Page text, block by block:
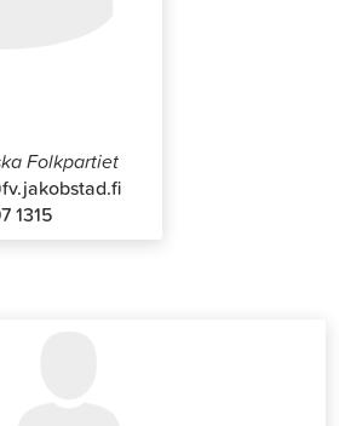
Folkpartiet
1315